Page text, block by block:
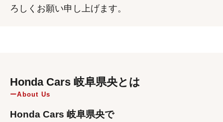
ろしくお願い申し上げます。
Honda Cars 岐阜県央とは
About Us
Honda Cars 岐阜県央で